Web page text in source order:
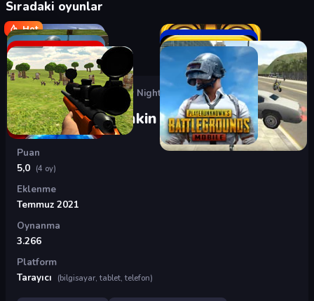
Sıradaki oyunlar
Hot
Oyunlar›3D Oyunlar Friday Night Funkin 3D
Friday Night Funkin 3D
Puan
5,0 (4 oy)
Eklenme
Temmuz 2021
Oynanma
3.266
Platform
Tarayıcı
(bilgisayar, tablet, telefon)